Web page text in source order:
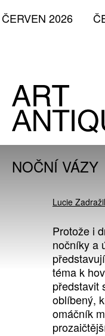
ČERVEN 2026
NOČNÍ VÁZY
Lucie
Protože i
nočníky a
téma k
představit
oblíbený,
omáčník